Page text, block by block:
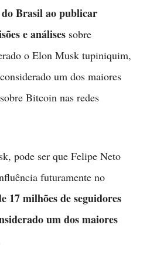
Brasil ao publicar
e análises sobre
o Elon Musk tupiniquim,
um dos maiores
Bitcoin nas redes
pode ser que Felipe Neto
futuramente no
17 milhões de seguidores
um dos maiores